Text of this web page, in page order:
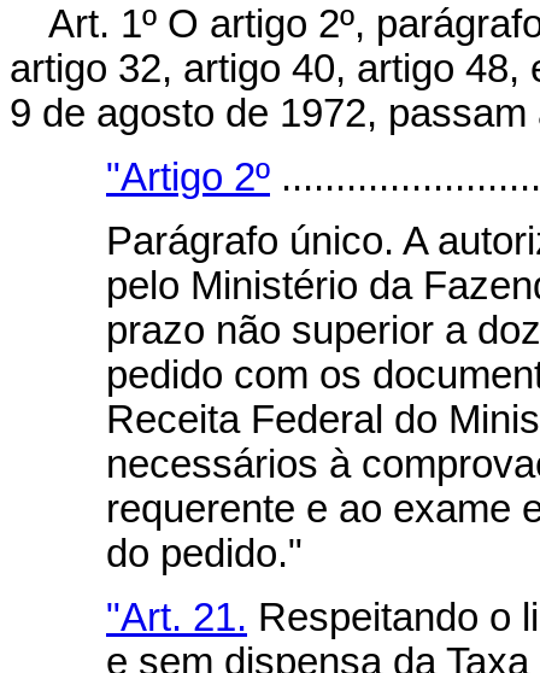
Art. 1º O artigo 2º,
artigo 32, artigo 40, artigo 48,
9 de agosto de 1972,
"Artigo 2º
Parágrafo único. A
pelo Ministério da
prazo não superior a
pedido com os
Receita Federal do
necessários à
requerente e ao exame
do pedido."
"Art. 21. Respeitando o
e sem dispensa da